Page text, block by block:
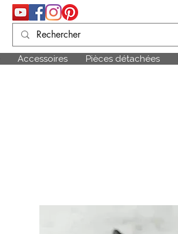
Accessoires Pièces détachées